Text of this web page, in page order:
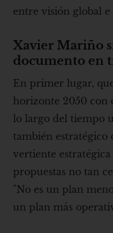
entre visión global e
Xavier Mariño
documento en
En primer lugar,
horizonte 2050 con
lo largo del tiempo
también estratégico
vertiente
propuestas no tan
"No es un plan
un plan más